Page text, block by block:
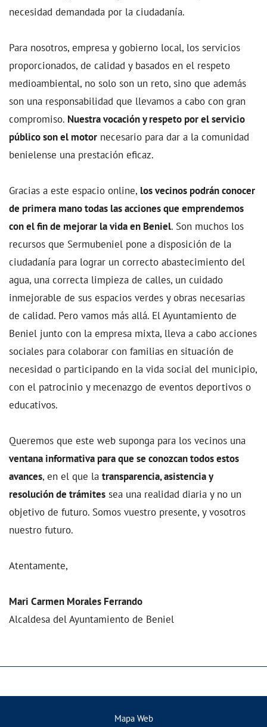
necesidad demandada por la ciudadanía.
Para nosotros, empresa y gobierno local, los servicios
proporcionados, de calidad y basados en el respeto
medioambiental, no solo son un reto, sino que además
son una responsabilidad que llevamos a cabo con gran
compromiso. Nuestra vocación y respeto por el servicio
público son el motor necesario para dar a la comunidad
benielense una prestación eficaz.
Gracias a este espacio online, los vecinos podrán conocer
de primera mano todas las acciones que emprendemos
con el fin de mejorar la vida en Beniel. Son muchos los
recursos que Sermubeniel pone a disposición de la
ciudadanía para lograr un correcto abastecimiento del
agua, una correcta limpieza de calles, un cuidado
inmejorable de sus espacios verdes y obras necesarias
de calidad. Pero vamos más allá. El Ayuntamiento de
Beniel junto con la empresa mixta, lleva a cabo acciones
sociales para colaborar con familias en situación de
necesidad o participando en la vida social del municipio,
con el patrocinio y mecenazgo de eventos deportivos o
educativos.
Queremos que este web suponga para los vecinos una
ventana informativa para que se conozcan todos estos
avances, en el que la transparencia, asistencia y
resolución de trámites sea una realidad diaria y no un
objetivo de futuro. Somos vuestro presente, y vosotros
nuestro futuro.
Atentamente,
Mari Carmen Morales Ferrando
Alcaldesa del Ayuntamiento de Beniel
Mapa Web